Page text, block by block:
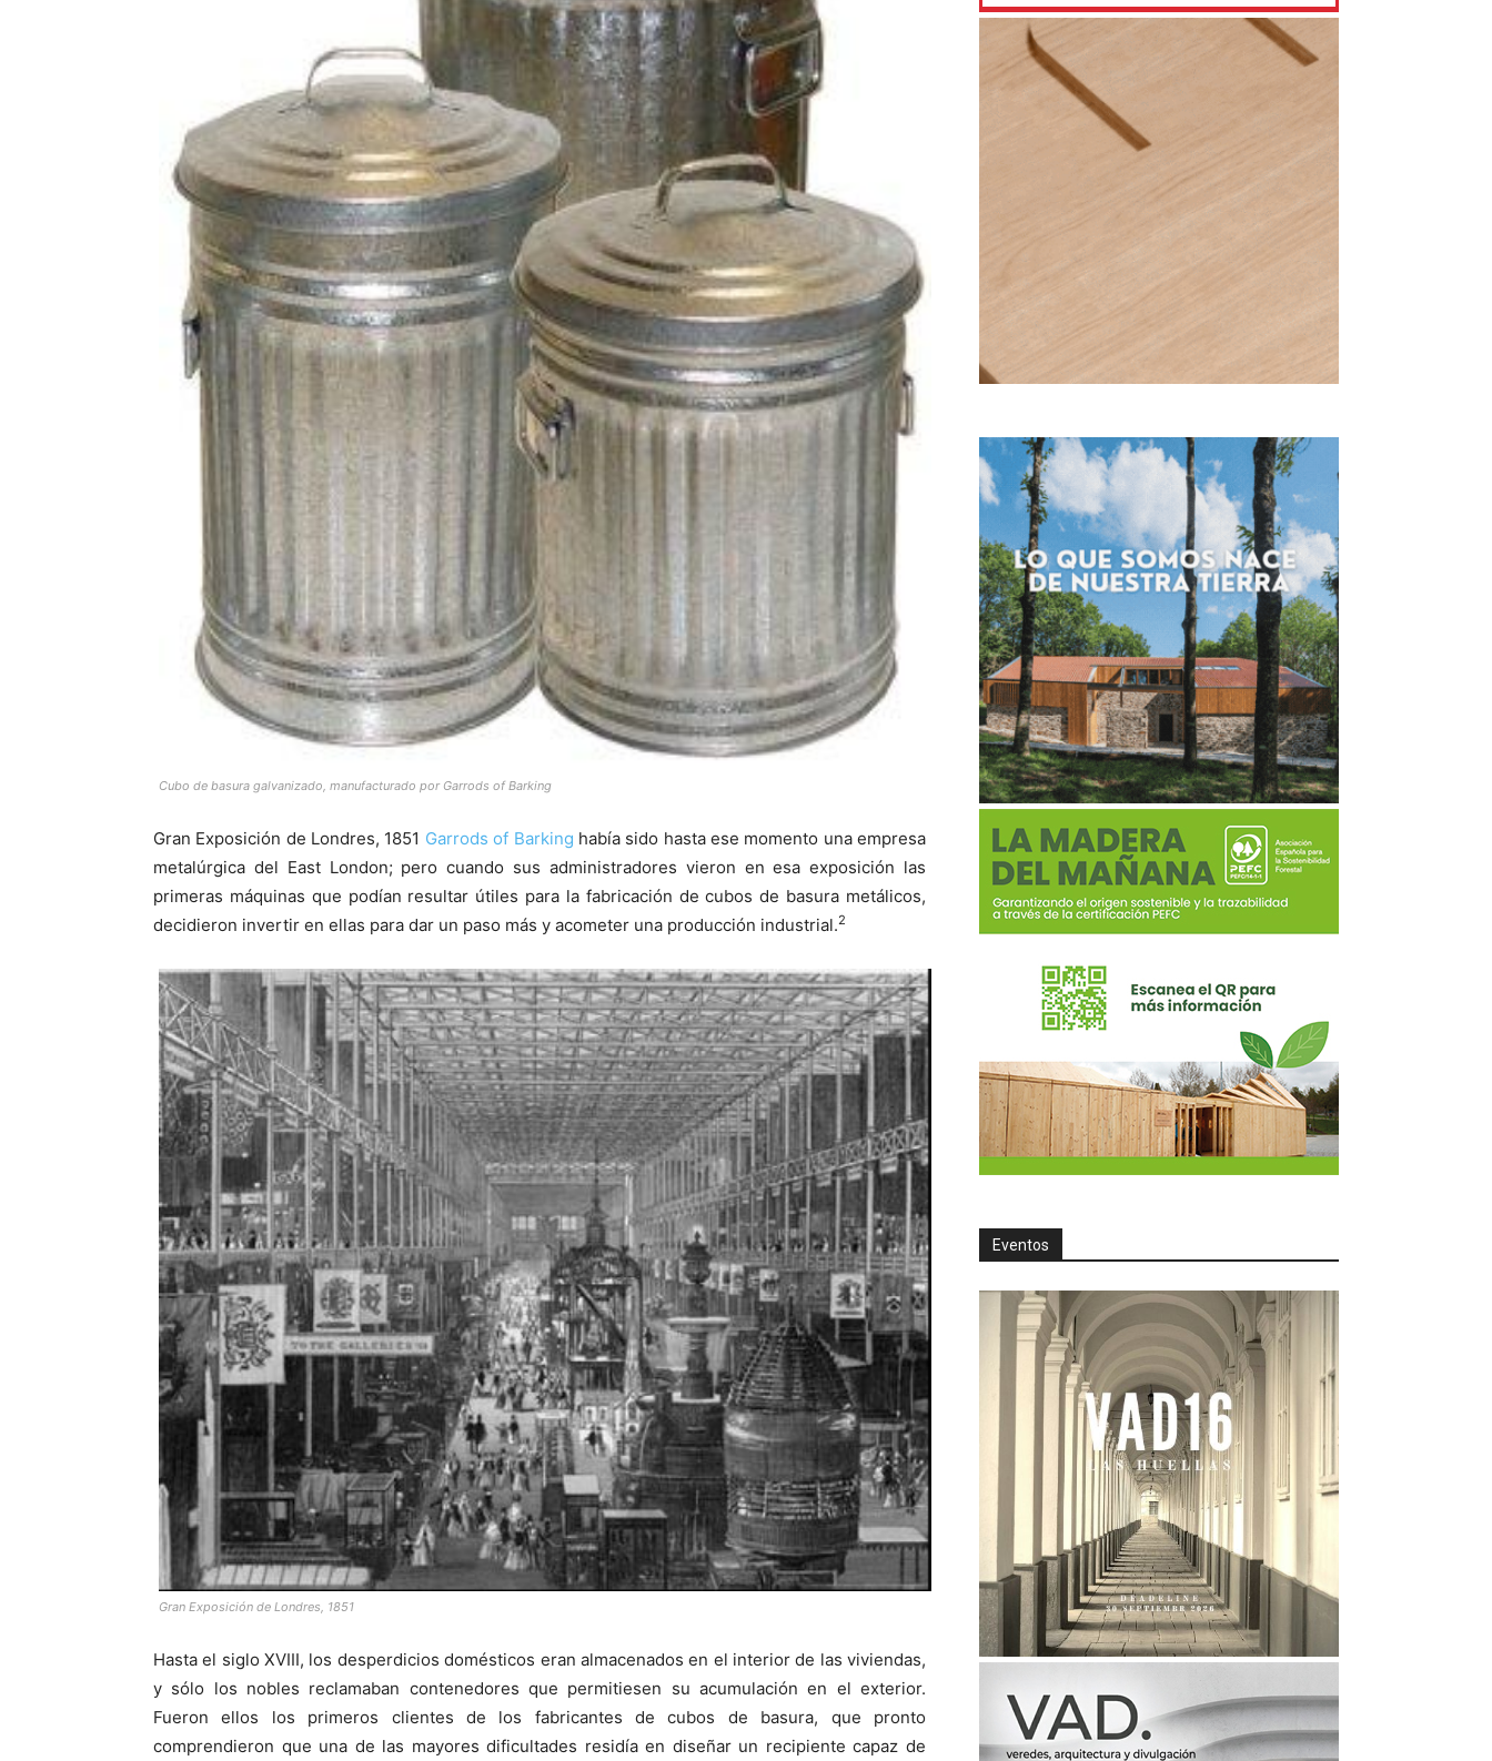
Cubo de basura galvanizado, manufacturado por Garrods of Barking
Gran Exposición de Londres, 1851 Garrods of Barking había sido hasta ese momento una empresa
metalúrgica del East London; pero cuando sus administradores vieron en esa exposición las
primeras máquinas que podían resultar útiles para la fabricación de cubos de basura metálicos,
decidieron invertir en ellas para dar un paso más y acometer una producción industrial.2
Gran Exposición de Londres, 1851
Hasta el siglo XVIII, los desperdicios domésticos eran almacenados en el interior de las viviendas,
y sólo los nobles reclamaban contenedores que permitiesen su acumulación en el exterior.
Fueron ellos los primeros clientes de los fabricantes de cubos de basura, que pronto
comprendieron que una de las mayores dificultades residía en diseñar un recipiente capaz de
Eventos